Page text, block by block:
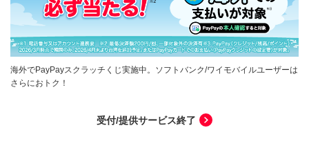
海外でPayPayスクラッチくじ実施中。ソフトバンク/ワイモバイルユーザーは
さらにおトク！
受付/提供サービス終了